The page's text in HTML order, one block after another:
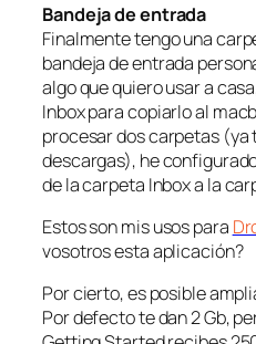
Bandeja de entrada
Finalmente tengo una
bandeja de entrada
algo que quiero usar a
Inboxpara copiarlo al
procesar dos carpetas (ya
descargas), he
de la carpeta Inboxa la
Estos son mis usos para
vosotros esta aplicación?
Por cierto, es posible
Por defecto te dan 2 Gb,